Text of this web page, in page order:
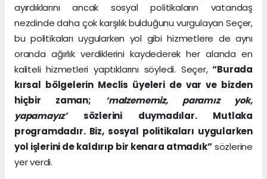
ayırdıklarını ancak sosyal politikaların vatandaş
nezdinde daha çok karşılık bulduğunu vurgulayan Seçer,
bu politikaları uygularken yol gibi hizmetlere de aynı
oranda ağırlık verdiklerini kaydederek her alanda en
kaliteli hizmetleri yaptıklarını söyledi. Seçer,“Burada
kırsal bölgelerin Meclis üyeleri de var ve bizden
hiçbir zaman; ‘malzememiz, paramız yok,
yapamayız’sözlerini duymadılar. Mutlaka
programdadır. Biz, sosyal politikaları uygularken
yol işlerini de kaldırıp bir kenara atmadık”sözlerine
yer verdi.